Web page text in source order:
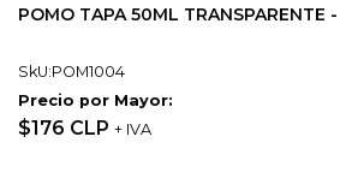
POMO TAPA 50ML TRANSPARENTE -
SkU:POM1004
Precio por Mayor:
$176 CLP + IVA